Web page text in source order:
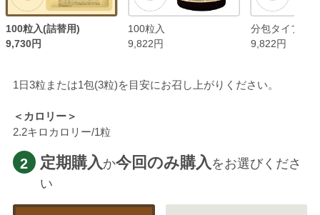
100粒入(詰替用)
9,730円
100粒入
9,822円
分包タイプ(33
9,822円
1日3粒または1包(3粒)を目安にお召し上がりください。
＜カロリー＞
2.2キロカロリー/1粒
2 定期購入 か今回のみ購入 をお選びくださ
い